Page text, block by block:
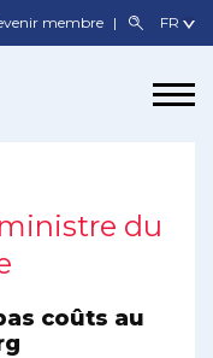
membre
ministre du
coûts au